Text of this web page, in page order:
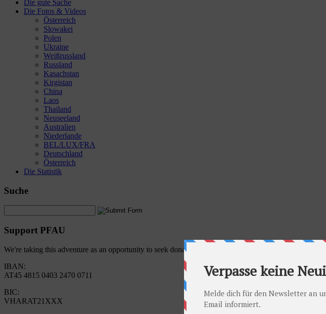
Die gute Sache
Die Fotos & Videos
Österreich
Slowakei
Polen
Ukraine
Weißrussland
Russland
Kasachstan
Kirgistan
China
Laos
Thailand
Neuseeland
Australien
Niederlande
BEL/LUX/FRA
Deutschland
Österreich
Die Statistik
Suche
Support PFAU
We're taking this adventure as an opportunity to seek donations for PFAU - Promise Foundation Austria
IBAN:
AT45 4815 0403 2470 0711
BIC:
VHARAT21XXX